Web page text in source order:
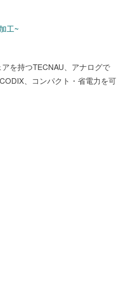
工~
を持つTECNAU、アナログで
、コンパクト・省電力を可